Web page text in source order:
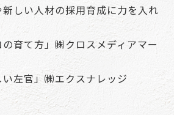
しい人材の採用育成に力を入れ
育て方」㈱クロスメディアマー
左官」㈱エクスナレッジ